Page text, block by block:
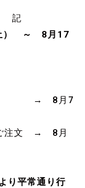
～ 8月17
文 → 8月7
注文 → 8月
り平常通り行